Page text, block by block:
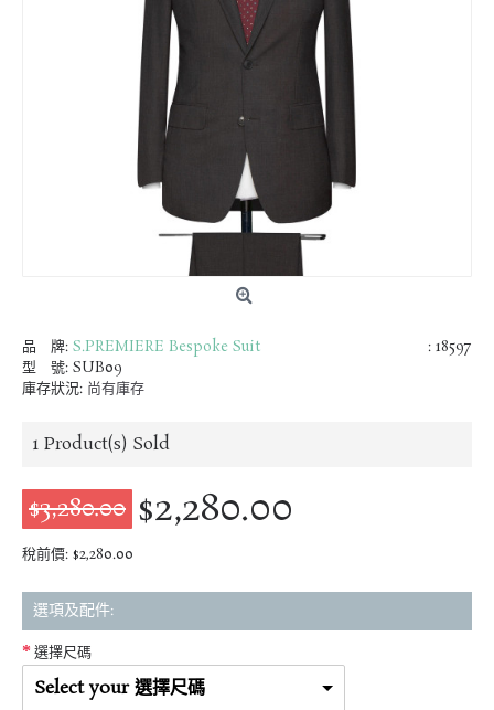
: 18597
品 牌: S.PREMIERE Bespoke Suit
型 號: SUB09
庫存狀況: 尚有庫存
1 Product(s) Sold
$3,280.00 $2,280.00
稅前價: $2,280.00
選項及配件:
選擇尺碼
Select your 選擇尺碼